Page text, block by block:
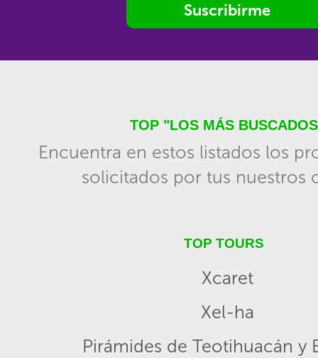
Suscribirme
TOP "LOS MÁS
Encuentra en estos listados los
solicitados por tus nuestros
TOP TOURS
Xcaret
Xel-ha
Pirámides de Teotihuacán y